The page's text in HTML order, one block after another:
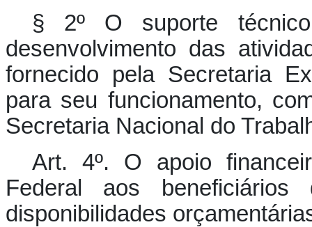
§ 2º O suporte
desenvolvimento das
fornecido pela Secretaria
para seu funcionamento,
Secretaria Nacional do
Art. 4º. O apoio
Federal aos
disponibilidades